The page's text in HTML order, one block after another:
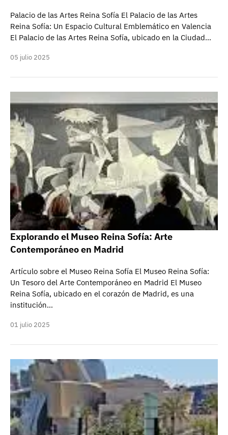
Palacio de las Artes Reina Sofía El Palacio de las Artes
Reina Sofía: Un Espacio Cultural Emblemático en Valencia
El Palacio de las Artes Reina Sofía, ubicado en la Ciudad…
05 julio 2025
Explorando el Museo Reina Sofía: Arte
Contemporáneo en Madrid
Artículo sobre el Museo Reina Sofía El Museo Reina Sofía:
Un Tesoro del Arte Contemporáneo en Madrid El Museo
Reina Sofía, ubicado en el corazón de Madrid, es una
institución…
01 julio 2025